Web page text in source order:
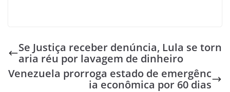
Se Justiça receber denúncia, Lula se torn
aria réu por lavagem de dinheiro
Venezuela prorroga estado de emergênc
ia econômica por 60 dias